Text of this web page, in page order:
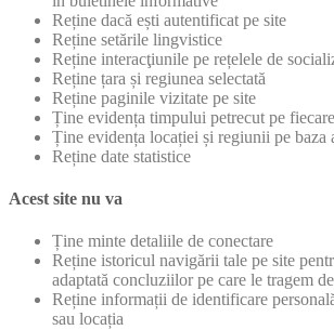
Reține dacă ești autentificat pe site
Reține setările lingvistice
Reține interacţiunile pe rețelele de
Reține țara și regiunea selectată
Reține paginile vizitate pe site
Ține evidența timpului petrecut pe
Ține evidența locației și regiunii pe baza
Reține date statistice
Acest site nu va
Ține minte detaliile de conectare
Reține istoricul navigării tale pe site
adaptată concluziilor pe care le tragem
Reține informații de identificare
sau locația